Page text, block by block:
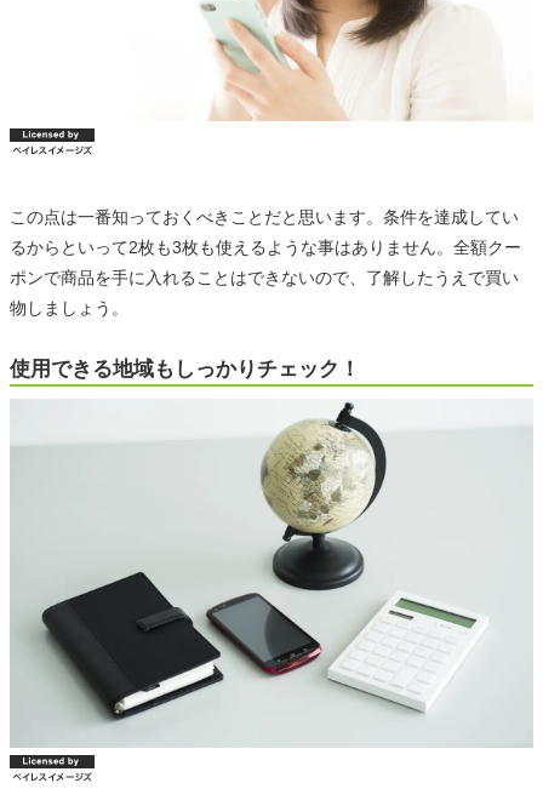
この点は一番知っておくべきことだと思います。条件を達成してい
るからといって2枚も3枚も使えるような事はありません。全額クー
ポンで商品を手に入れることはできないので、了解したうえで買い
物しましょう。
使用できる地域もしっかりチェック！